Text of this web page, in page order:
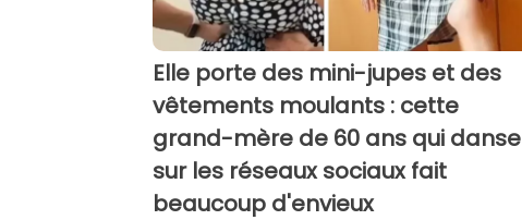
Elle porte des mini-jupes et des
vêtements moulants : cette
grand-mère de 60 ans qui danse
sur les réseaux sociaux fait
beaucoup d'envieux